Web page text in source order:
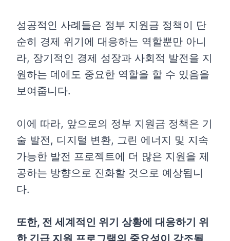
성공적인 사례들은 정부 지원금 정책이 단
순히 경제 위기에 대응하는 역할뿐만 아니
라, 장기적인 경제 성장과 사회적 발전을 지
원하는 데에도 중요한 역할을 할 수 있음을
보여줍니다.
이에 따라, 앞으로의 정부 지원금 정책은 기
술 발전, 디지털 변환, 그린 에너지 및 지속
가능한 발전 프로젝트에 더 많은 지원을 제
공하는 방향으로 진화할 것으로 예상됩니
다.
또한, 전 세계적인 위기 상황에 대응하기 위
한 긴급 지원 프로그램의 중요성이 강조될